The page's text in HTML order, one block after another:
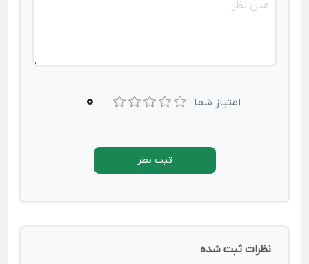
امتیاز شما : 0
ثبت نظر
نظرات ثبت شده